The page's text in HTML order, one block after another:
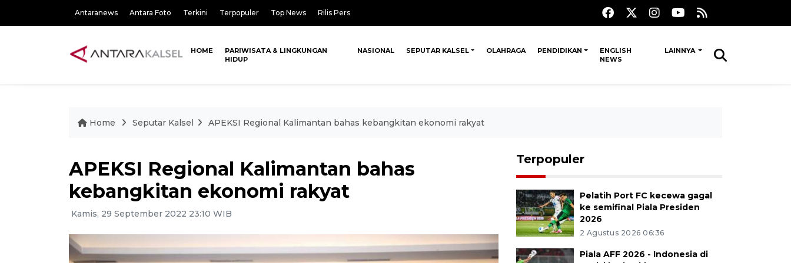
Antaranews Antara Foto Terkini Terpopuler Top News Rilis Pers
HOME
PARIWISATA & LINGKUNGAN
HIDUP
NASIONAL SEPUTAR KALSEL OLAHRAGA PENDIDIKAN
ENGLISH
NEWS
LAINNYA
Home Seputar Kalsel APEKSI Regional Kalimantan bahas kebangkitan ekonomi rakyat
APEKSI Regional Kalimantan bahas
kebangkitan ekonomi rakyat
Kamis, 29 September 2022 23:10 WIB
Terpopuler
Pelatih Port FC kecewa gagal
ke semifinal Piala Presiden
2026
2 Agustus 2026 06:36
Piala AFF 2026 - Indonesia di